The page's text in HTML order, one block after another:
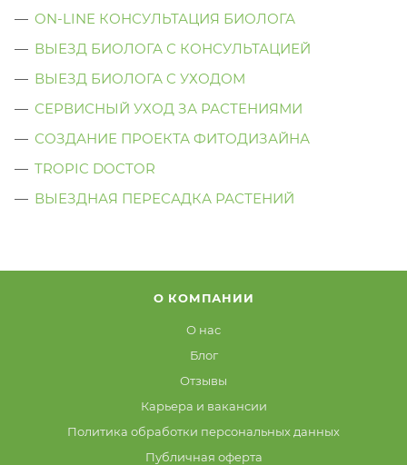
ON-LINE КОНСУЛЬТАЦИЯ БИОЛОГА
ВЫЕЗД БИОЛОГА С КОНСУЛЬТАЦИЕЙ
ВЫЕЗД БИОЛОГА C УХОДОМ
СЕРВИСНЫЙ УХОД ЗА РАСТЕНИЯМИ
СОЗДАНИЕ ПРОЕКТА ФИТОДИЗАЙНА
TROPIC DOCTOR
ВЫЕЗДНАЯ ПЕРЕСАДКА РАСТЕНИЙ
О КОМПАНИИ
О нас
Блог
Отзывы
Карьера и вакансии
Политика обработки персональных данных
Публичная оферта